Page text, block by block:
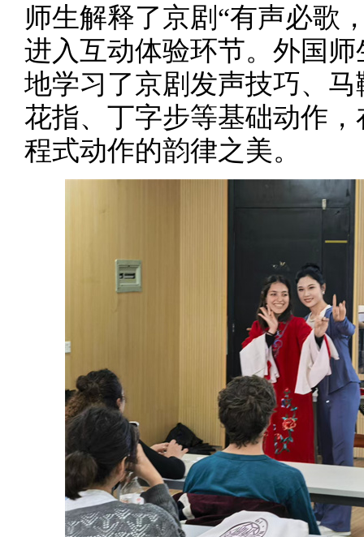
师生解释了京剧“有声必歌
进入互动体验环节。外国
地学习了京剧发声技巧、
花指、丁字步等基础动作
程式动作的韵律之美。